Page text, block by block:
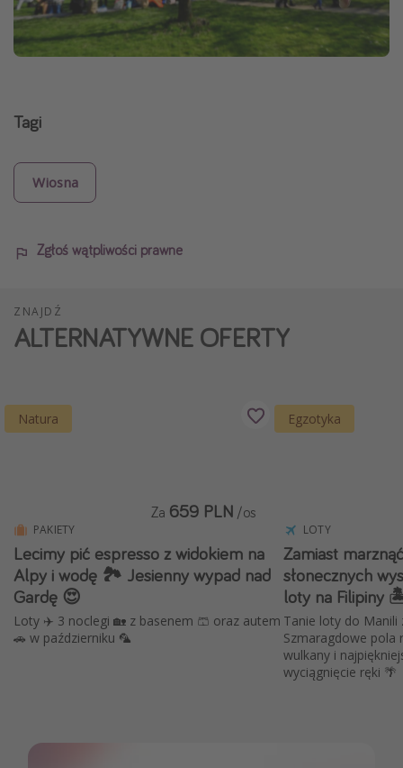
Tagi
Wiosna
Zgłoś wątpliwości prawne
ZNAJDŹ
ALTERNATYWNE OFERTY
Natura
PAKIETY
Lecimy pić espresso z widokiem na
Alpy i wodę 🏞️ Jesienny wypad nad
Gardę 😍
Loty ✈️ 3 noclegi 🏡 z basenem 🩳 oraz autem
🚗 w październiku 🦜
Za 659 PLN /os
Egzotyka
LOTY
Zamiast
słonecznych
loty na Filipiny
Tanie loty do
Szmaragdowe pola
wulkany i
wyciągnięcie ręki 🌴